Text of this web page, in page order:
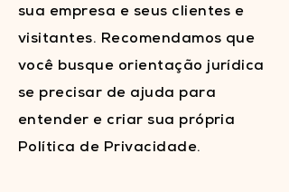
sua empresa e seus clientes e
visitantes. Recomendamos que
você busque orientação jurídica
se precisar de ajuda para
entender e criar sua própria
Política de Privacidade.